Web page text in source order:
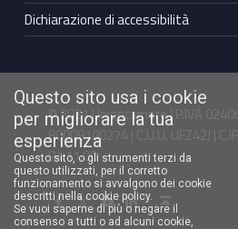
Dichiarazione di accessibilità
© 2021 Unioncamere | P.IVA
80009100274 | C.U.U. UFZ42J |
94.11.00
Facebook Unioncamere VenetoTwitter Unioncamere VenetoYoutube Unioncamere VenetoLinkedin Unioncamere Veneto Torna in cima ↑
Questo sito usa i cookie
per migliorare la tua
esperienza
Questo sito, o gli strumenti terzi da
questo utilizzati, per il corretto
funzionamento si avvalgono dei cookie
descritti nella cookie policy.
Se vuoi saperne di più o negare il
consenso a tutti o ad alcuni cookie,